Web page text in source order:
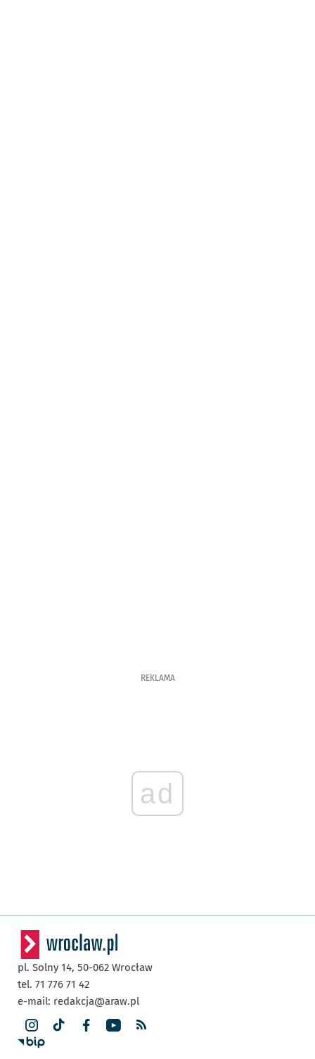
REKLAMA
ad
pl. Solny 14, 50-062 Wrocław
tel. 71 776 71 42
e-mail: redakcja@araw.pl